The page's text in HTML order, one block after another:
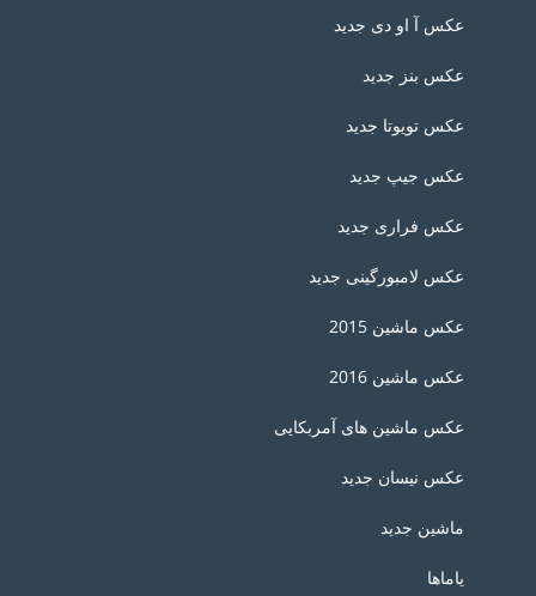
عکس آ او دی جدید
عکس بنز جدید
عکس تویوتا جدید
عکس جیپ جدید
عکس فراری جدید
عکس لامبورگینی جدید
عکس ماشین 2015
عکس ماشین 2016
عکس ماشین های آمربکایی
عکس نیسان جدید
ماشین جدید
یاماها